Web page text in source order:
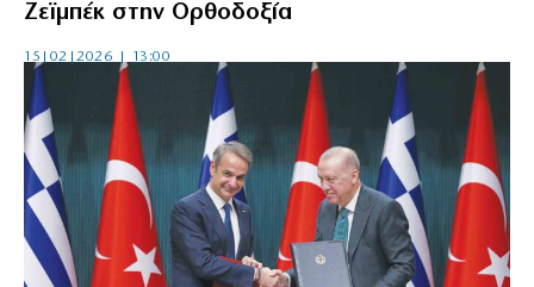
Ζεϊμπέκ στην Ορθοδοξία
15|02|2026 | 13:00